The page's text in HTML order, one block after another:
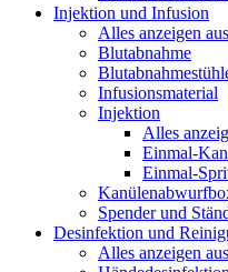
Injektion und Infusion
Alles anzeigen
Blutabnahme
Infusionsmaterial
Injektion
Alles
Einmal-
Einmal-
Spender und
Desinfektion und
Alles anzeigen